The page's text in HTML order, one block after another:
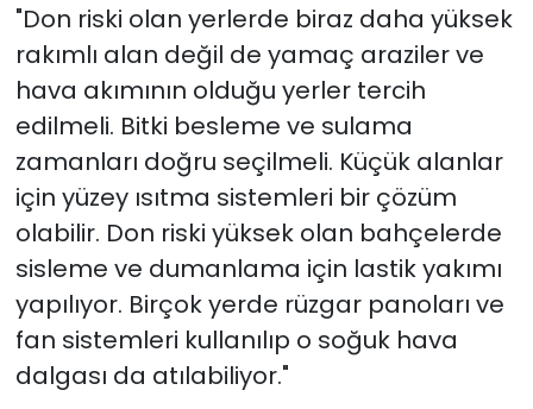
"Don riski olan yerlerde biraz daha yüksek
rakımlı alan değil de yamaç araziler ve
hava akımının olduğu yerler tercih
edilmeli. Bitki besleme ve sulama
zamanları doğru seçilmeli. Küçük alanlar
için yüzey ısıtma sistemleri bir çözüm
olabilir. Don riski yüksek olan bahçelerde
sisleme ve dumanlama için lastik yakımı
yapılıyor. Birçok yerde rüzgar panoları ve
fan sistemleri kullanılıp o soğuk hava
dalgası da atılabiliyor."